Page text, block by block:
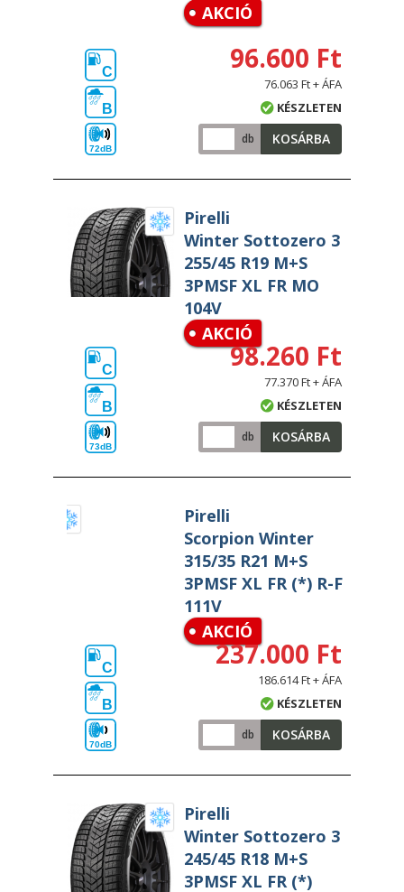
AKCIÓ
C
B
72dB
96.600 Ft
76.063 Ft + ÁFA
KÉSZLETEN
db KOSÁRBA
Pirelli
Winter Sottozero 3
255/45 R19 M+S
3PMSF XL FR MO
104V
AKCIÓ
C
B
73dB
98.260 Ft
77.370 Ft + ÁFA
KÉSZLETEN
db KOSÁRBA
Pirelli
Scorpion Winter
315/35 R21 M+S
3PMSF XL FR (*) R-F
111V
AKCIÓ
C
B
70dB
237.000 Ft
186.614 Ft + ÁFA
KÉSZLETEN
db KOSÁRBA
Pirelli
Winter Sottozero 3
245/45 R18 M+S
3PMSF XL FR (*)